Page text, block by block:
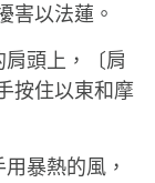
害以法蓮。
頭上，〔肩
按住以東和摩
暴熱的風，